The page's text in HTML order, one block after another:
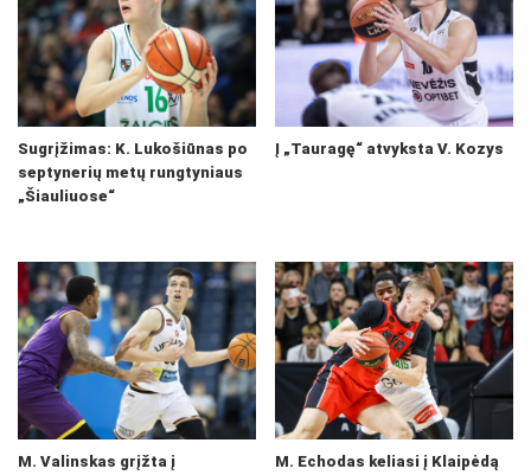
Sugrįžimas: K. Lukošiūnas po
septynerių metų rungtyniaus
„Šiauliuose“
Į „Tauragę“ atvyksta V. Kozys
M. Valinskas grįžta į
M. Echodas keliasi į Klaipėdą